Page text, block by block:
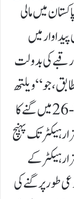
میں مالی
کی پیداوار میں
رقبے کی بدولت
جو “ویلتھ
پاکستان” کو موصول ہوئیں، 2025-26 میں گنے کا
رقبہ بڑھ کر 12 لاکھ 13 ہزار ہیکٹر تک پہنچ
گزشتہ سال کے 11 لاکھ 90 ہزار ہیکٹر کے
مجموعی طور پر گنے کی